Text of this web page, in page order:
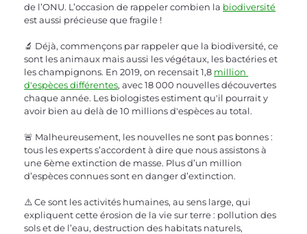
de l’ONU. L’occasion de rappeler combien la biodiversité
est aussi précieuse que fragile !
🔬 Déjà, commençons par rappeler que la biodiversité, ce
sont les animaux mais aussi les végétaux, les bactéries et
les champignons. En 2019, on recensait 1,8 million
d'espèces différentes, avec 18 000 nouvelles découvertes
chaque année. Les biologistes estiment qu'il pourrait y
avoir bien au delà de 10 millions d'espèces au total.
🚨 Malheureusement, les nouvelles ne sont pas bonnes :
tous les experts s’accordent à dire que nous assistons à
une 6ème extinction de masse. Plus d’un million
d’espèces connues sont en danger d’extinction.
⚠️ Ce sont les activités humaines, au sens large, qui
expliquent cette érosion de la vie sur terre : pollution des
sols et de l’eau, destruction des habitats naturels,